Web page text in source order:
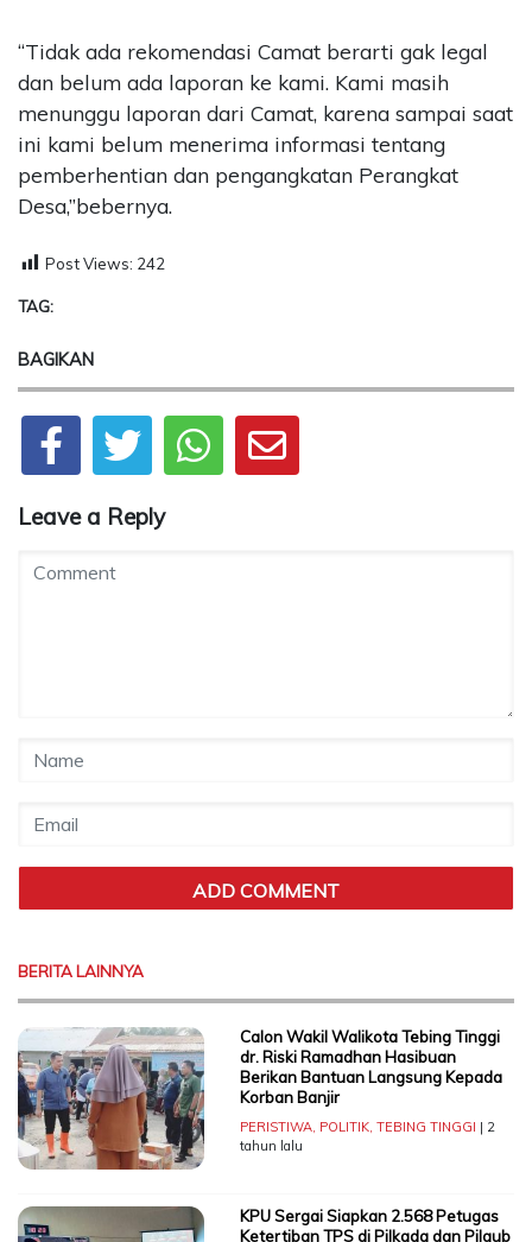
“Tidak ada rekomendasi Camat berarti gak legal
dan belum ada laporan ke kami. Kami masih
menunggu laporan dari Camat, karena sampai saat
ini kami belum menerima informasi tentang
pemberhentian dan pengangkatan Perangkat
Desa,”bebernya.
Post Views: 242
TAG:
BAGIKAN
Leave a Reply
BERITA LAINNYA
Calon Wakil Walikota Tebing Tinggi
dr. Riski Ramadhan Hasibuan
Berikan Bantuan Langsung Kepada
Korban Banjir
PERISTIWA, POLITIK, TEBING TINGGI | 2
tahun lalu
KPU Sergai Siapkan 2.568 Petugas
Ketertiban TPS di Pilkada dan Pilgub